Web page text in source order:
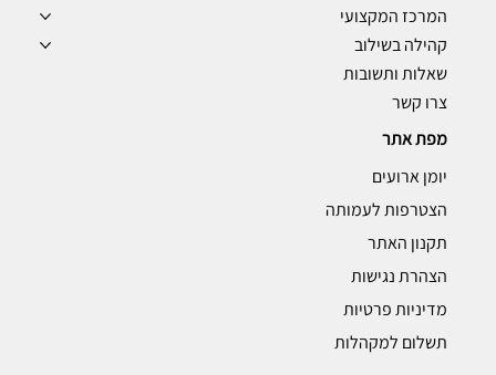
המרכז המקצועי
קהילה בשילוב
שאלות ותשובות
צרו קשר
מפת אתר
יומן ארועים
הצטרפות לעמותה
תקנון האתר
הצהרת נגישות
מדיניות פרטיות
תשלום למקהלות